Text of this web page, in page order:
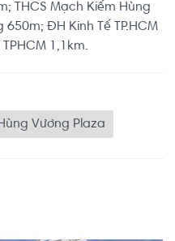
THCS Mạch Kiếm Hùng
ĐH Kinh Tế TP.HCM
1,1km.
Vương Plaza